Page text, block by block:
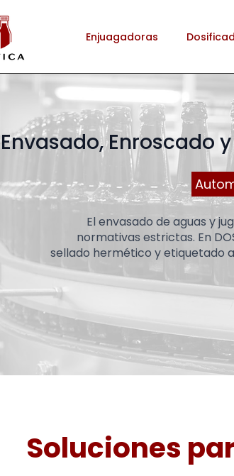
Enjuagadoras
Envasado, Enroscado
El envasado de aguas y
normativas estrictas. En
sellado hermético y etiquetado
Soluciones